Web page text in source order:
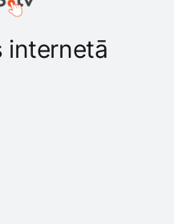
internetā